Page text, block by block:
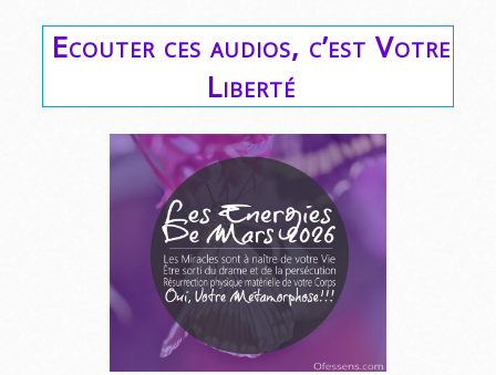
Ecouter ces audios, c’est Votre
Liberté